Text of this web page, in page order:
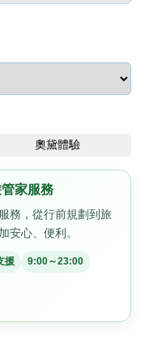
奧黛體驗
家服務
務，從行前規劃到旅
安心、便利。
援 9:00～23:00